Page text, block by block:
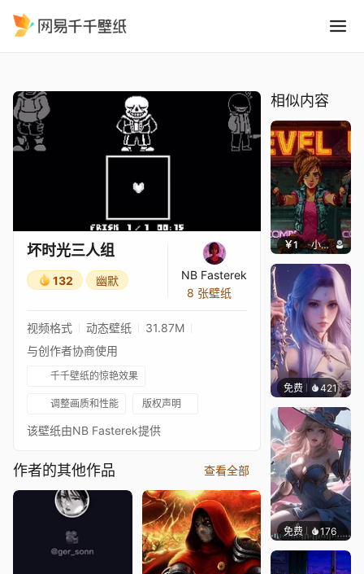
坏时光三人组
132 幽默
NB Fasterek
8 张壁纸
视频格式 动态壁纸
31.87M
与创作者协商使用
千千壁纸的惊艳效果
调整画质和性能 版权声明
该壁纸由NB Fasterek提供
作者的其他作品 查看全部
相似内容
￥1 小鹿子
免费 421好看
免费 176｡